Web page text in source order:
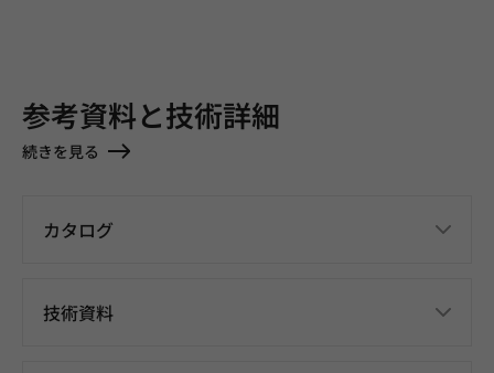
参考資料と技術詳細
続きを見る
カタログ
技術資料